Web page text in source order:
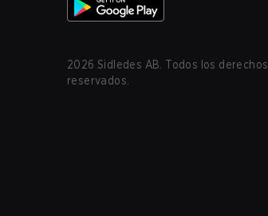
2026 Sidledes AB. Todos los derechos
reservados.